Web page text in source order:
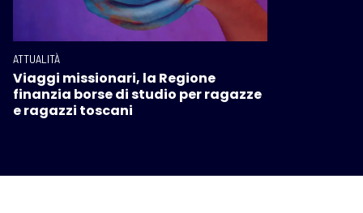
ATTUALITÀ
Viaggi missionari, la Regione
finanzia borse di studio per ragazze
e ragazzi toscani